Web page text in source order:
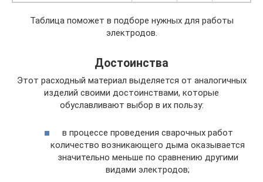
Таблица поможет в подборе нужных для работы
электродов.
Достоинства
Этот расходный материал выделяется от аналогичных
изделий своими достоинствами, которые
обуславливают выбор в их пользу:
в процессе проведения сварочных работ
количество возникающего дыма оказывается
значительно меньше по сравнению другими
видами электродов;